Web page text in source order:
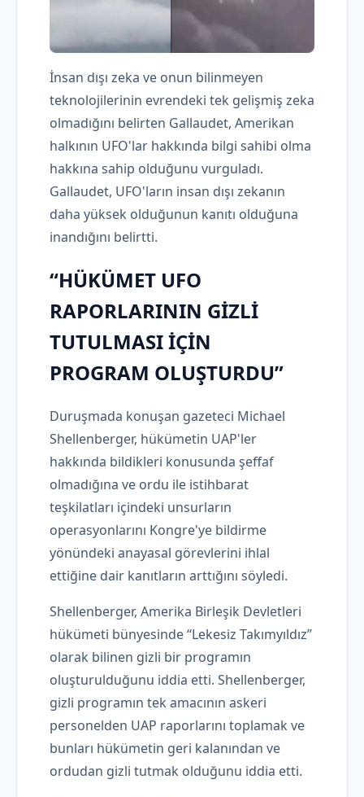
İnsan dışı zeka ve onun bilinmeyen
teknolojilerinin evrendeki tek gelişmiş zeka
olmadığını belirten Gallaudet, Amerikan
halkının UFO'lar hakkında bilgi sahibi olma
hakkına sahip olduğunu vurguladı.
Gallaudet, UFO'ların insan dışı zekanın
daha yüksek olduğunun kanıtı olduğuna
inandığını belirtti.
“HÜKÜMET UFO
RAPORLARININ GİZLİ
TUTULMASI İÇİN
PROGRAM OLUŞTURDU”
Duruşmada konuşan gazeteci Michael
Shellenberger, hükümetin UAP'ler
hakkında bildikleri konusunda şeffaf
olmadığına ve ordu ile istihbarat
teşkilatları içindeki unsurların
operasyonlarını Kongre'ye bildirme
yönündeki anayasal görevlerini ihlal
ettiğine dair kanıtların arttığını söyledi.
Shellenberger, Amerika Birleşik Devletleri
hükümeti bünyesinde “Lekesiz Takımyıldız”
olarak bilinen gizli bir programın
oluşturulduğunu iddia etti. Shellenberger,
gizli programın tek amacının askeri
personelden UAP raporlarını toplamak ve
bunları hükümetin geri kalanından ve
ordudan gizli tutmak olduğunu iddia etti.